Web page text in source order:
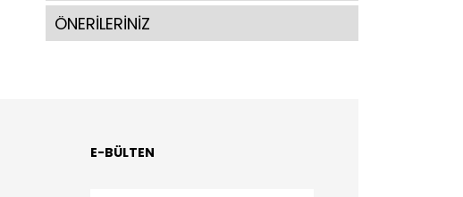
ÖNERİLERİNİZ
E-BÜLTEN